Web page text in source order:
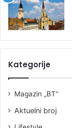
Kategorije
Magazin „BT“
Aktuelni broj